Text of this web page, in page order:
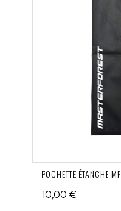
POCHETTE ÉTANCHE MF
10,00 €